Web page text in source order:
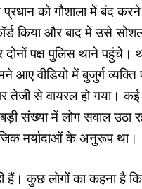
प्रधान को गौशाला में बंद
किया और बाद में उसे सोशल
पक्ष पुलिस थाने पहुंचे।
आए वीडियो में बुजुर्ग
तेजी से वायरल हो गया। कई
संख्या में लोग सवाल उठा
मर्यादाओं के अनुरूप था।
हैं। कुछ लोगों का कहना है कि